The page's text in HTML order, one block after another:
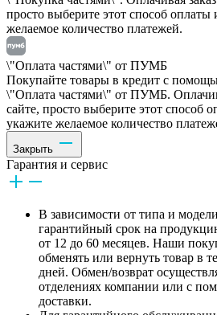
просто выберите этот способ оплаты
желаемое количество платежей.
\"Оплата частями\" от ПУМБ
Покупайте товары в кредит с
\"Оплата частями\" от ПУМБ.
сайте, просто выберите этот способ
укажите желаемое количество
Закрыть
Гарантия и сервис
В зависимости от типа и
гарантийный срок на
от 12 до 60 месяцев. Наши
обменять или вернуть товар в
дней. Обмен/возврат
отделениях компании или с
доставки.